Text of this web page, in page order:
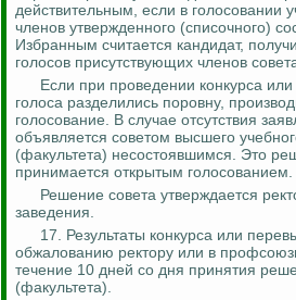
действительным, если в голосовании
членов утвержденного (списочного)
Избранным считается кандидат,
голосов присутствующих членов
Если при проведении конкурса
голоса разделились поровну,
голосование. В случае отсутствия
объявляется советом высшего
(факультета) несостоявшимся. Это
принимается открытым голосованием.
Решение совета утверждается
заведения.
17. Результаты конкурса или
обжалованию ректору или в
течение 10 дней со дня принятия
(факультета).